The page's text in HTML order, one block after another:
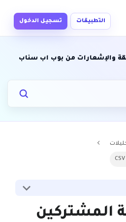
التطبيقات تسجيل الدخول
والإشعارات من بوب اب سناب
المشتركين